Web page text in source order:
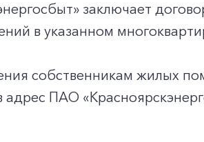
заключает
в указанном
собственникам жилых
ПАО